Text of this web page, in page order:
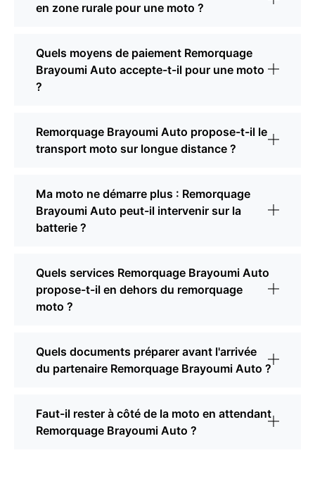
en zone rurale pour une moto ?
Quels moyens de paiement Remorquage
Brayoumi Auto accepte-t-il pour une moto
?
Remorquage Brayoumi Auto propose-t-il le
transport moto sur longue distance ?
Ma moto ne démarre plus : Remorquage
Brayoumi Auto peut-il intervenir sur la
batterie ?
Quels services Remorquage Brayoumi Auto
propose-t-il en dehors du remorquage
moto ?
Quels documents préparer avant l'arrivée
du partenaire Remorquage Brayoumi Auto ?
Faut-il rester à côté de la moto en attendant
Remorquage Brayoumi Auto ?